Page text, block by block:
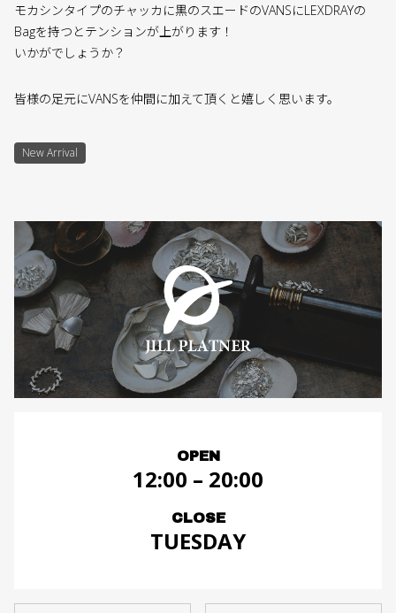
モカシンタイプのチャッカに黒のスエードのVANSにLEXDRAYの
Bagを持つとテンションが上がります！
いかがでしょうか？
皆様の足元にVANSを仲間に加えて頂くと嬉しく思います。
New Arrival
OPEN
12:00 – 20:00
CLOSE
TUESDAY